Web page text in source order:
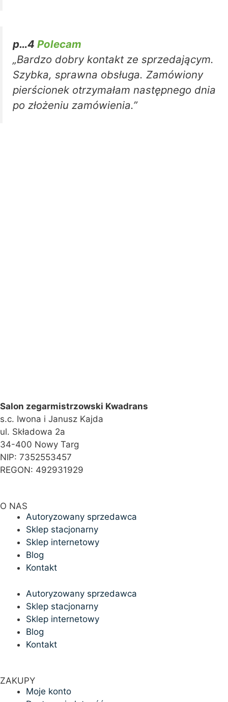
p…4 Polecam
„Bardzo dobry kontakt ze sprzedającym.
Szybka, sprawna obsługa. Zamówiony
pierścionek otrzymałam następnego dnia
po złożeniu zamówienia.”
Salon zegarmistrzowski Kwadrans
s.c. Iwona i Janusz Kajda
ul. Składowa 2a
34-400 Nowy Targ
NIP: 7352553457
REGON: 492931929
O NAS
Autoryzowany sprzedawca
Sklep stacjonarny
Sklep internetowy
Blog
Kontakt
Autoryzowany sprzedawca
Sklep stacjonarny
Sklep internetowy
Blog
Kontakt
ZAKUPY
Moje konto